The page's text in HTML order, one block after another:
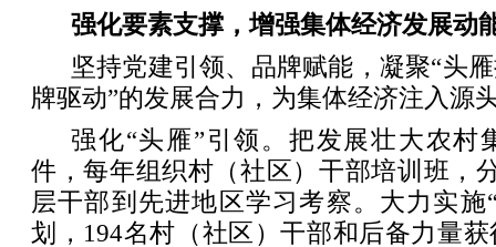
强化要素支撑，增强集体经济发展动
坚持党建引领、品牌赋能，凝聚“头
牌驱动”的发展合力，为集体经济注入源
强化“头雁”引领。把发展壮大农村
件，每年组织村（社区）干部培训班，
层干部到先进地区学习考察。大力实施
划，194名村（社区）干部和后备力量